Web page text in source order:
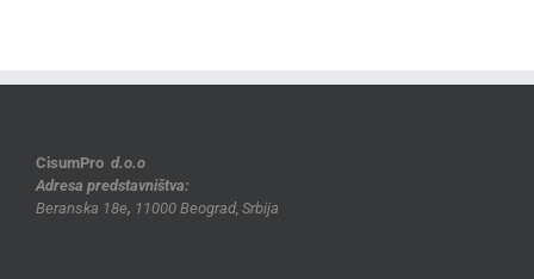
CisumPro d.o.o
Adresa predstavništva:
Beranska 18e, 11000 Beograd, Srbija